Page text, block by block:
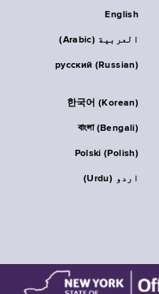
English
العربية (Arabic)
русский (Russian)
한국어 (Korean)
বাংলা (Bengali)
Polski (Polish)
اردو (Urdu)